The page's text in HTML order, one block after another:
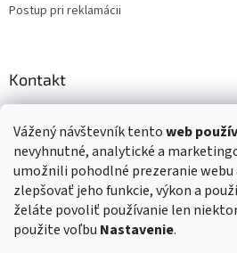
Vážený návštevník tentoweb
nevyhnutné, analytické a
umožnili pohodlné prezeranie
zlepšovať jeho funkcie, výkon a
želáte povoliť používanie len
použite voľbu Nastavenie.
Postup pri reklamácii
Kontakt
+421 903 144 673